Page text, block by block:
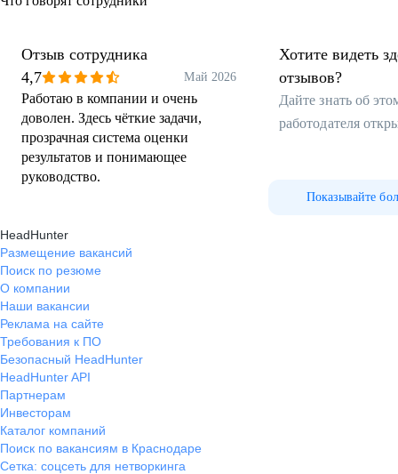
Отзыв сотрудника
4,7
Май 2026
Работаю в компании и очень
доволен. Здесь чёткие задачи,
прозрачная система оценки
результатов и понимающее
руководство.
Хотите видеть
отзывов?
Дайте знать об
работодателя
Показывайте
HeadHunter
Размещение вакансий
Поиск по резюме
О компании
Наши вакансии
Реклама на сайте
Требования к ПО
Безопасный HeadHunter
HeadHunter API
Партнерам
Инвесторам
Каталог компаний
Поиск по вакансиям в Краснодаре
Сетка: соцсеть для нетворкинга